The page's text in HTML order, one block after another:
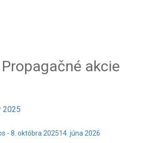
Propagačné akcie
2025
- 8. októbra 202514. júna 2026